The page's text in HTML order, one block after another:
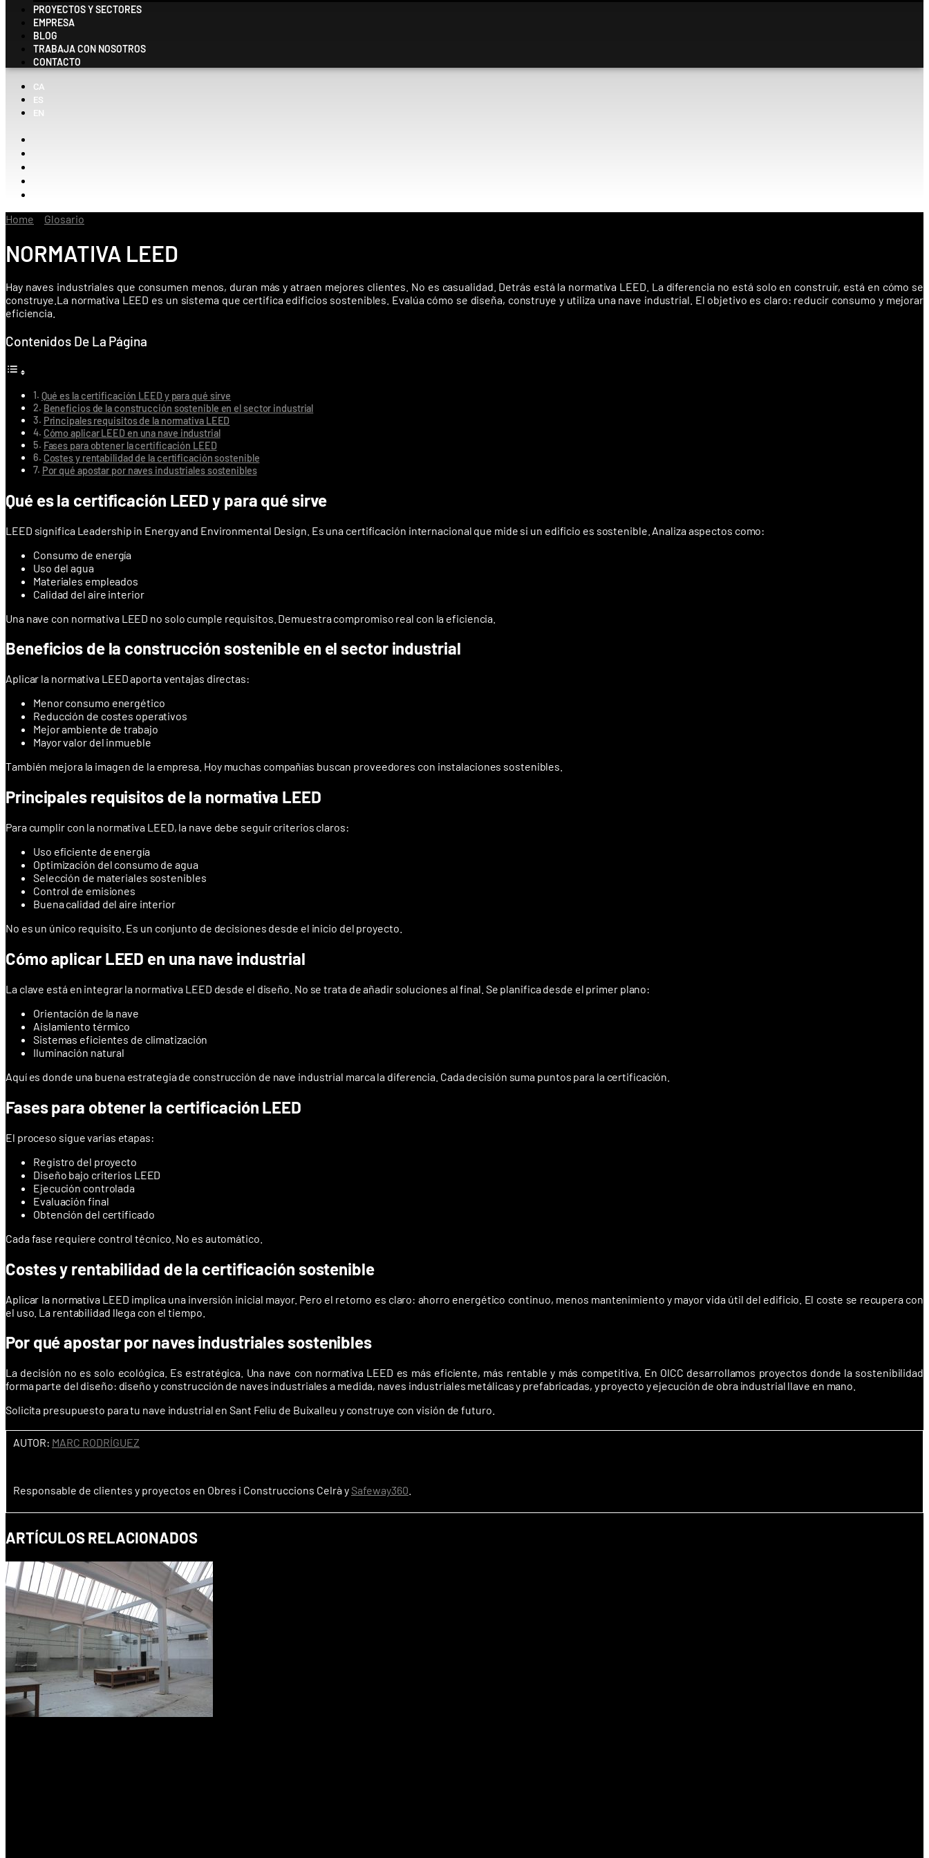
PROYECTOS Y SECTORES
EMPRESA
BLOG
TRABAJA CON NOSOTROS
CONTACTO
CA
ES
EN
Home Glosario
NORMATIVA LEED
Hay naves industriales que consumen menos, duran más y atraen mejores clientes. No es casualidad. Detrás está la normativa LEED. La diferencia no está solo en construir, está en cómo se
construye.La normativa LEED es un sistema que certifica edificios sostenibles. Evalúa cómo se diseña, construye y utiliza una nave industrial. El objetivo es claro: reducir consumo y mejorar
eficiencia.
Contenidos De La Página
Qué es la certificación LEED y para qué sirve
Beneficios de la construcción sostenible en el sector industrial
Principales requisitos de la normativa LEED
Cómo aplicar LEED en una nave industrial
Fases para obtener la certificación LEED
Costes y rentabilidad de la certificación sostenible
Por qué apostar por naves industriales sostenibles
Qué es la certificación LEED y para qué sirve
LEED significa Leadership in Energy and Environmental Design. Es una certificación internacional que mide si un edificio es sostenible. Analiza aspectos como:
Consumo de energía
Uso del agua
Materiales empleados
Calidad del aire interior
Una nave con normativa LEED no solo cumple requisitos. Demuestra compromiso real con la eficiencia.
Beneficios de la construcción sostenible en el sector industrial
Aplicar la normativa LEED aporta ventajas directas:
Menor consumo energético
Reducción de costes operativos
Mejor ambiente de trabajo
Mayor valor del inmueble
También mejora la imagen de la empresa. Hoy muchas compañías buscan proveedores con instalaciones sostenibles.
Principales requisitos de la normativa LEED
Para cumplir con la normativa LEED, la nave debe seguir criterios claros:
Uso eficiente de energía
Optimización del consumo de agua
Selección de materiales sostenibles
Control de emisiones
Buena calidad del aire interior
No es un único requisito. Es un conjunto de decisiones desde el inicio del proyecto.
Cómo aplicar LEED en una nave industrial
La clave está en integrar la normativa LEED desde el diseño. No se trata de añadir soluciones al final. Se planifica desde el primer plano:
Orientación de la nave
Aislamiento térmico
Sistemas eficientes de climatización
Iluminación natural
Aquí es donde una buena estrategia de construcción de nave industrial marca la diferencia. Cada decisión suma puntos para la certificación.
Fases para obtener la certificación LEED
El proceso sigue varias etapas:
Registro del proyecto
Diseño bajo criterios LEED
Ejecución controlada
Evaluación final
Obtención del certificado
Cada fase requiere control técnico. No es automático.
Costes y rentabilidad de la certificación sostenible
Aplicar la normativa LEED implica una inversión inicial mayor. Pero el retorno es claro: ahorro energético continuo, menos mantenimiento y mayor vida útil del edificio. El coste se recupera con
el uso. La rentabilidad llega con el tiempo.
Por qué apostar por naves industriales sostenibles
La decisión no es solo ecológica. Es estratégica. Una nave con normativa LEED es más eficiente, más rentable y más competitiva. En OICC desarrollamos proyectos donde la sostenibilidad
forma parte del diseño: diseño y construcción de naves industriales a medida, naves industriales metálicas y prefabricadas, y proyecto y ejecución de obra industrial llave en mano.
Solicita presupuesto para tu nave industrial en Sant Feliu de Buixalleu y construye con visión de futuro.
AUTOR: MARC RODRÍGUEZ
Responsable de clientes y proyectos en Obres i Construccions Celrà y Safeway360
ARTÍCULOS RELACIONADOS